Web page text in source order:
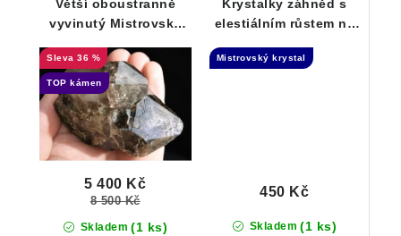
Větší oboustranně
vyvinutý Mistrovský
úžasnou kouřovou
barvou - Elestial dar
Andělů - Sběratelská
záležitost
36 %
TOP kámen
Skladem (1 ks)
5 400 Kč
8 500 Kč
Krystalky záhněd s
elestiálním růstem na
Mistrovský krystal
Skladem (1 ks)
450 Kč